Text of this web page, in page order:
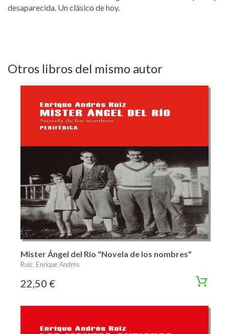
desaparecida. Un clásico de hoy.
Otros libros del mismo autor
Mister Ángel del Río "Novela de los nombres"
Ruiz, Enrique Andrés
22,50 €